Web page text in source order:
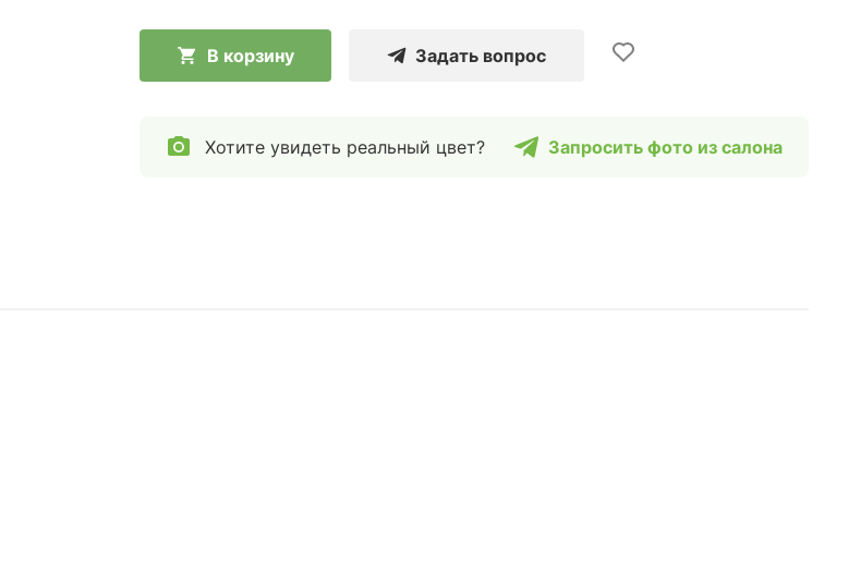
В корзину Задать вопрос
Хотите увидеть реальный цвет? Запросить фото из салона